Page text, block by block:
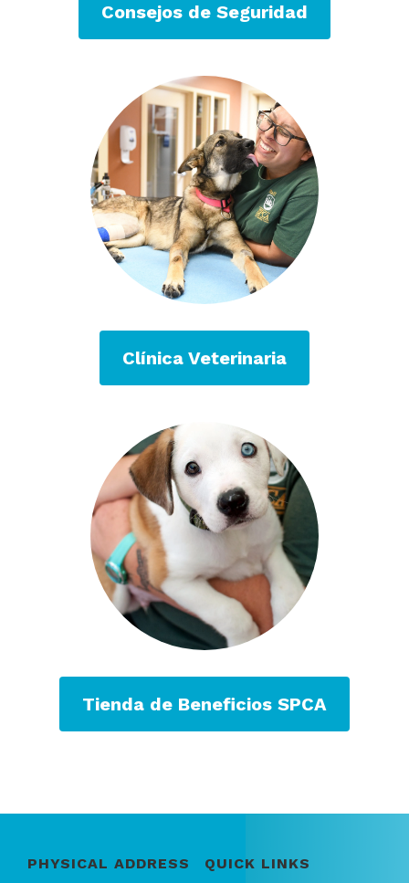
Consejos de Seguridad
Clínica Veterinaria
Tienda de Beneficios SPCA
PHYSICAL ADDRESS
QUICK LINKS